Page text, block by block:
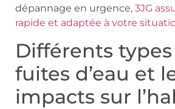
dépannage en urgence, 3JG
rapide et adaptée à votre
Différents
fuites d’eau et
impacts sur